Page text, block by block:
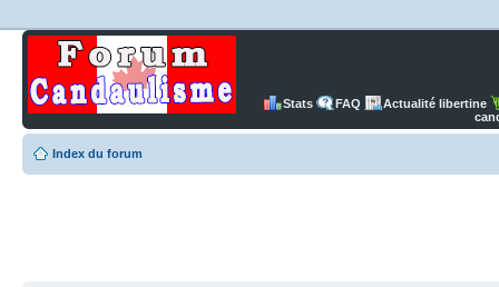
Stats FAQ
Actualité libertine
Index du forum